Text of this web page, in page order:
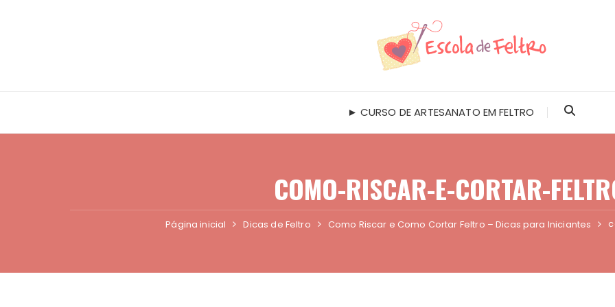
► CURSO DE ARTESANATO EM FELTRO
COMO-RISCAR-E-CORTAR-
Página inicial Dicas de Feltro Como Riscar e Como Cortar Feltro – Dicas para Iniciantes